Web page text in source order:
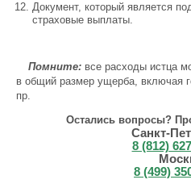
Документ, который является
страховые выплаты.
Помните: все расходы истца
в общий размер ущерба, включая
пр.
Остались вопросы?
Санкт-
8 (812)
8 (499)